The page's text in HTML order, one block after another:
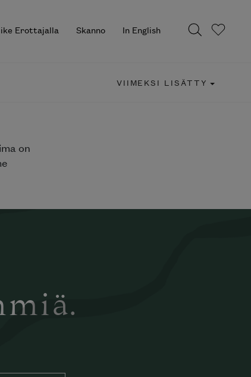
Erottajalla Skanno In English
VIIMEKSI LISÄTTY
on